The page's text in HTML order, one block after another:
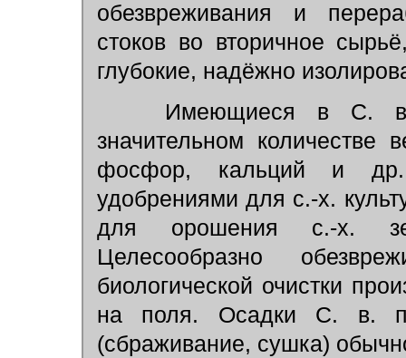
обезвреживания и
стоков во вторичное
глубокие, надёжно
Имеющиеся в С. в.
значительном количестве
фосфор, кальций и др.
удобрениями для с.-х.
для орошения с.-х.
Целесообразно
биологической очистки
на поля. Осадки С. в.
(сбраживание, сушка)